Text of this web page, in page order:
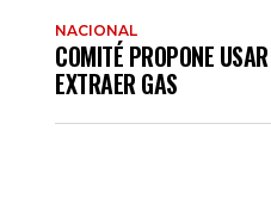
NACIONAL
COMITÉ PROPONE
EXTRAER GAS